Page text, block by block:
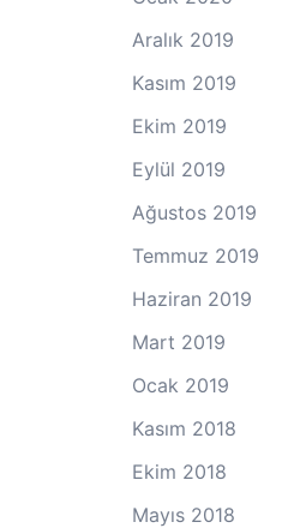
Aralık 2019
Kasım 2019
Ekim 2019
Eylül 2019
Ağustos 2019
Temmuz 2019
Haziran 2019
Mart 2019
Ocak 2019
Kasım 2018
Ekim 2018
Mayıs 2018